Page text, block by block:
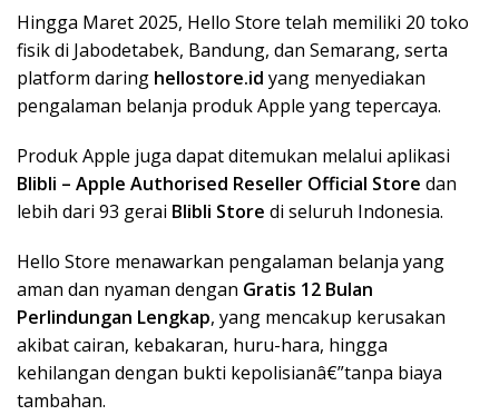
Hingga Maret 2025, Hello Store telah memiliki 20 toko
fisik di Jabodetabek, Bandung, dan Semarang, serta
platform daring hellostore.id yang menyediakan
pengalaman belanja produk Apple yang tepercaya.
Produk Apple juga dapat ditemukan melalui aplikasi
Blibli – Apple Authorised Reseller Official Store dan
lebih dari 93 gerai Blibli Store di seluruh Indonesia.
Hello Store menawarkan pengalaman belanja yang
aman dan nyaman dengan Gratis 12 Bulan
Perlindungan Lengkap, yang mencakup kerusakan
akibat cairan, kebakaran, huru-hara, hingga
kehilangan dengan bukti kepolisianâ€”tanpa biaya
tambahan.